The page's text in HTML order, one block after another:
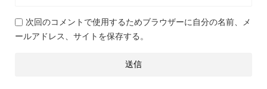
次回のコメントで使用するためブラウザーに自分の名前、メ
ールアドレス、サイトを保存する。